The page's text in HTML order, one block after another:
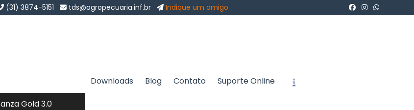
(31) 3874-5151 tds@agropecuaria.inf.br Indique um amigo
Gold 3.0
Downloads Blog Contato Suporte Online
Prudente